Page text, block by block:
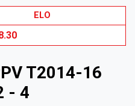
ELO
T2014-16
- 4